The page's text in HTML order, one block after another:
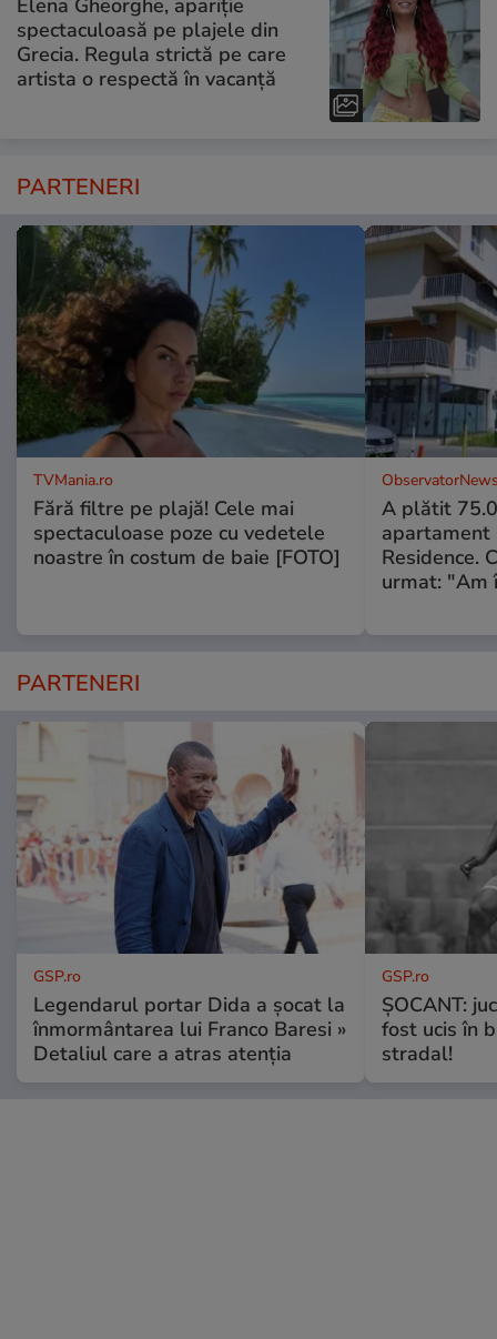
Elena Gheorghe, apariție
spectaculoasă pe plajele din
Grecia. Regula strictă pe care
artista o respectă în vacanță
PARTENERI
TVMania.ro
Fără filtre pe plajă! Cele mai
spectaculoase poze cu vedetele
noastre în costum de baie [FOTO]
A plătit
apartament
Residence.
urmat: "Am
PARTENERI
GSP.ro
Legendarul portar Dida a șocat la
înmormântarea lui Franco Baresi »
Detaliul care a atras atenția
GSP.ro
ȘOCANT:
fost ucis în
stradal!